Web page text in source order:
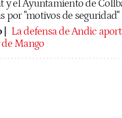
y el Ayuntamiento de
por "motivos de seguridad"
La defensa de Andic
Mango